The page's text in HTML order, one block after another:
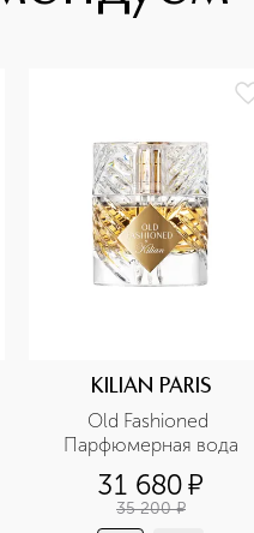
KILIAN PARIS
Old Fashioned
Парфюмерная вода
31 680¤
35 200 ¤